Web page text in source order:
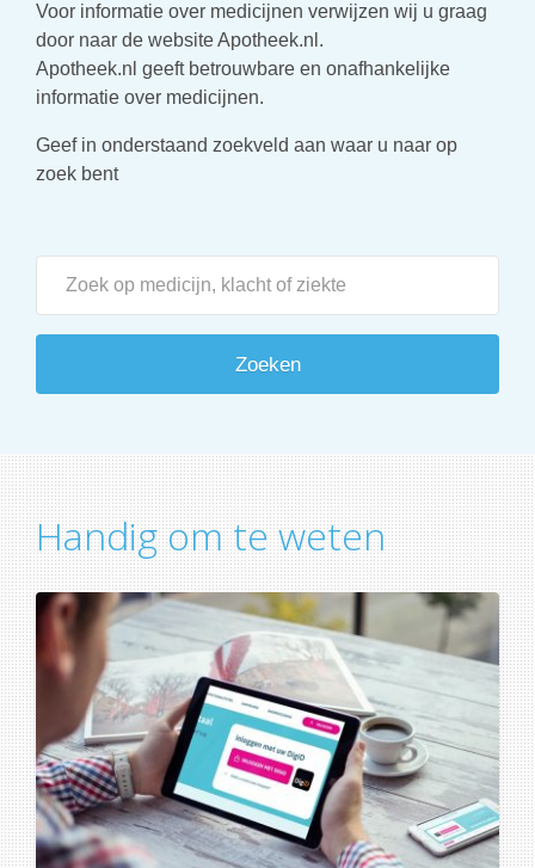
Voor informatie over medicijnen verwijzen wij u graag
door naar de website Apotheek.nl.
Apotheek.nl geeft betrouwbare en onafhankelijke
informatie over medicijnen.
Geef in onderstaand zoekveld aan waar u naar op
zoek bent
Zoeken
Handig om te weten